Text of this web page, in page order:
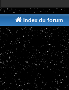
Index du forum